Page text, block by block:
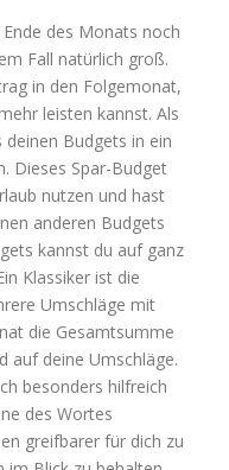
des Monats noch
Fall natürlich groß.
in den Folgemonat,
leisten kannst. Als
Budgets in ein
Dieses Spar-Budget
nutzen und hast
anderen Budgets
kannst du auf ganz
Klassiker ist die
Umschläge mit
die Gesamtsumme
auf deine Umschläge.
besonders hilfreich
des Wortes
greifbarer für dich zu